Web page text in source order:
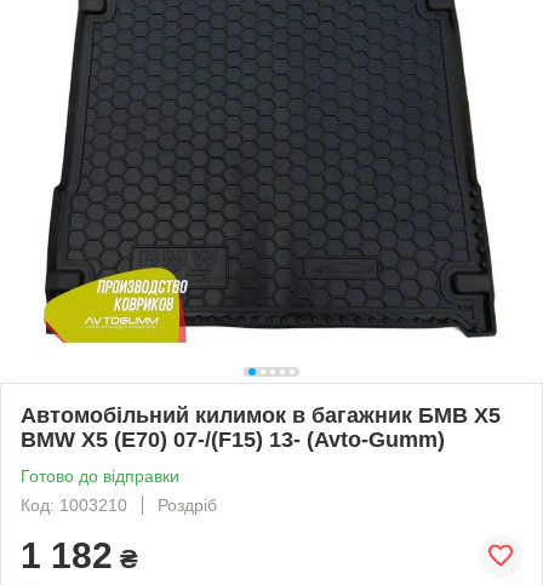
Автомобільний килимок в багажник БМВ Х5
BMW X5 (E70) 07-/(F15) 13- (Avto-Gumm)
Готово до відправки
Код: 1003210
Роздріб
1 182 ₴